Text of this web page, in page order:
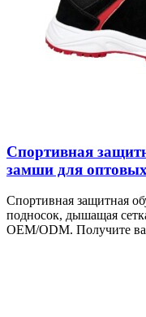
Спортивная
замши для
Спортивная защитная
подносок, дышащая
OEM/ODM. Получите